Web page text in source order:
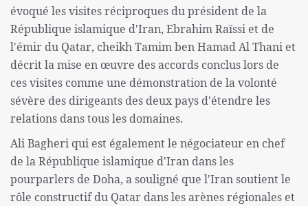
évoqué les visites réciproques du président de la
République islamique d'Iran, Ebrahim Raïssi et de
l'émir du Qatar, cheikh Tamim ben Hamad Al Thani et
décrit la mise en œuvre des accords conclus lors de
ces visites comme une démonstration de la volonté
sévère des dirigeants des deux pays d'étendre les
relations dans tous les domaines.
Ali Bagheri qui est également le négociateur en chef
de la République islamique d'Iran dans les
pourparlers de Doha, a souligné que l'Iran soutient le
rôle constructif du Qatar dans les arènes régionales et